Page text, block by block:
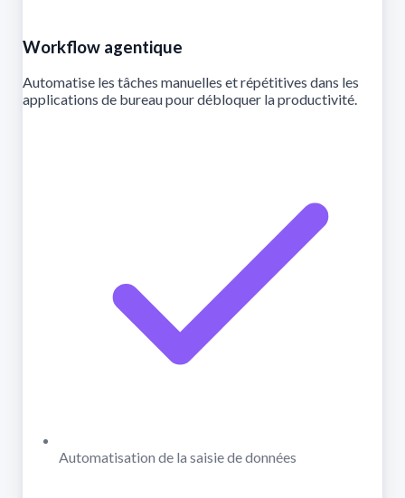
Workflow agentique
Automatise les tâches manuelles et répétitives dans les
applications de bureau pour débloquer la productivité.
Automatisation de la saisie de données